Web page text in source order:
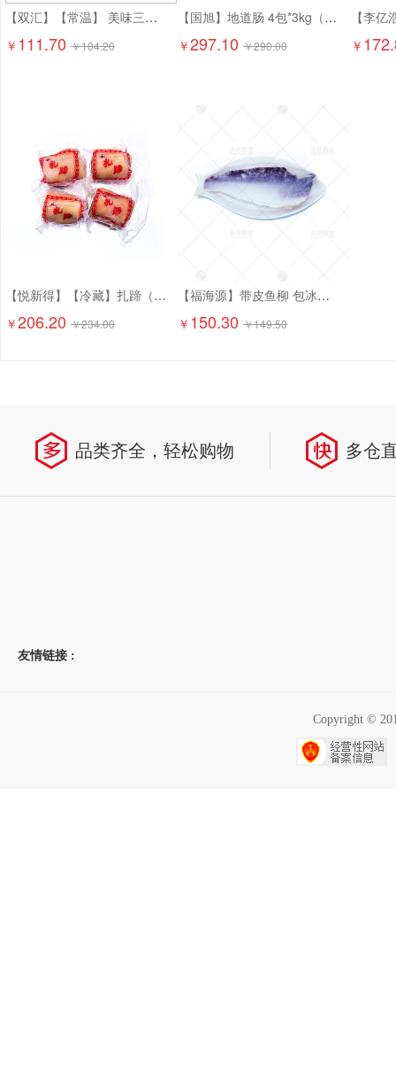
【双汇】【常温】 美味三文治香肠 1.8kg*4个 7.2kg
￥ 111.70 ￥104.20
【国旭】地道肠 4包*3kg（60g*50个/包）12kg 含肉量80%
￥297.10 ￥290.00 ￥
【悦新得】【冷藏】扎蹄（熟的） 5kg
￥206.20 ￥234.00
【福海源】带皮鱼柳 包冰率30% 2.5kg*4包 10kg
￥ 150.30 ￥149.50
品类齐全，轻松购物 多仓
友情链接 :
Copyright ©